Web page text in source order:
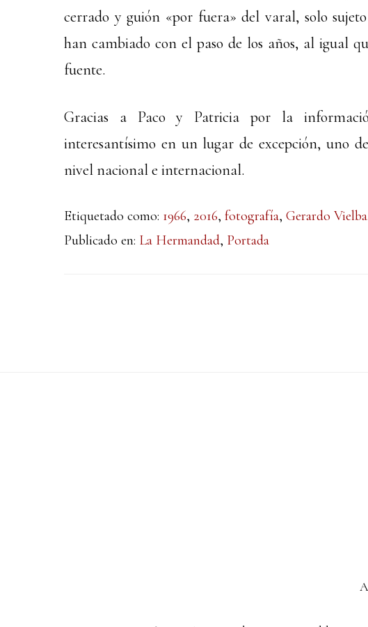
cerrado y guión «por fuera» del varal, solo
han cambiado con el paso de los años, al igual
fuente.
Gracias a Paco y Patricia por la
interesantísimo en un lugar de excepción, uno
nivel nacional e internacional.
Etiquetado como: 1966, 2016, fotografía, Gerardo Vielba
Publicado en: La Hermandad, Portada